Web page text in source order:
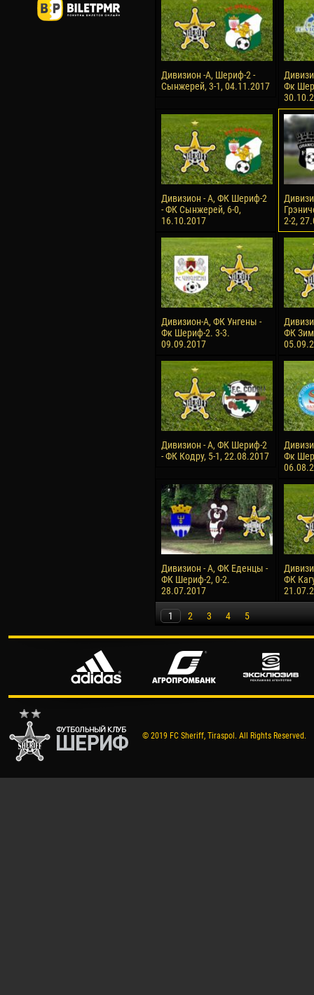
Дивизион -А, Шериф-2 -
Сынжерей, 3-1, 04.11.2017
Фк
Дивизион - А, ФК Шериф-2
- ФК Сынжерей, 6-0,
16.10.2017
2-2,
Дивизион-А, ФК Унгены -
Фк Шериф-2. 3-3.
09.09.2017
ФК
Дивизион - А, ФК Шериф-2
- ФК Кодру, 5-1, 22.08.2017
Фк
Дивизион - А, ФК Еденцы -
ФК Шериф-2, 0-2.
28.07.2017
ФК
1 2 3 4 5
© 2019 FC Sheriff, Tiraspol. All Rights Reserved.